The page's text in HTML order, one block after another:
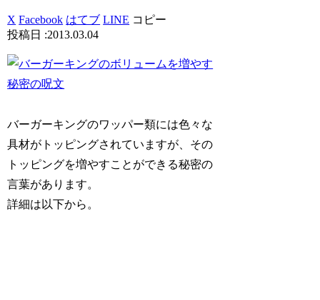
X Facebook はてブ LINE コピー
2013.03.04
バーガーキングのワッパー類には色々な
具材がトッピングされていますが、その
トッピングを増やすことができる秘密の
言葉があります。
詳細は以下から。